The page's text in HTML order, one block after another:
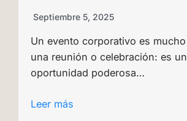
Septiembre 5, 2025
Un evento corporativo es
una reunión o celebración: es
oportunidad poderosa…
Leer más